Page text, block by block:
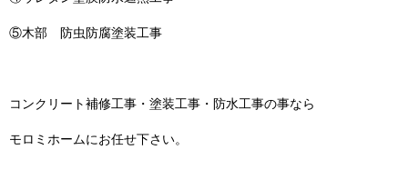
⑤木部 防虫防腐塗装工事
コンクリート補修工事・塗装工事・防水工事の事なら
モロミホームにお任せ下さい。